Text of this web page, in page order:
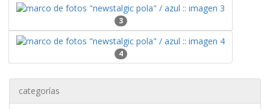
3
4
categorías